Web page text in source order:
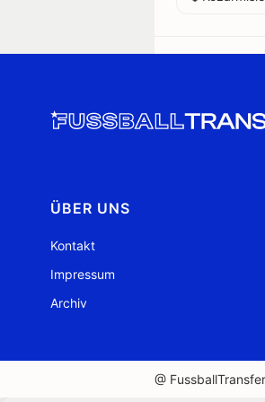
ÜBER UNS
Kontakt
Impressum
Archiv
@